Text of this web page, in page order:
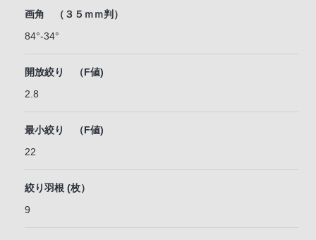
画角 （３５ｍｍ判）
84°-34°
開放絞り （F値)
2.8
最小絞り （F値)
22
絞り羽根 (枚）
9